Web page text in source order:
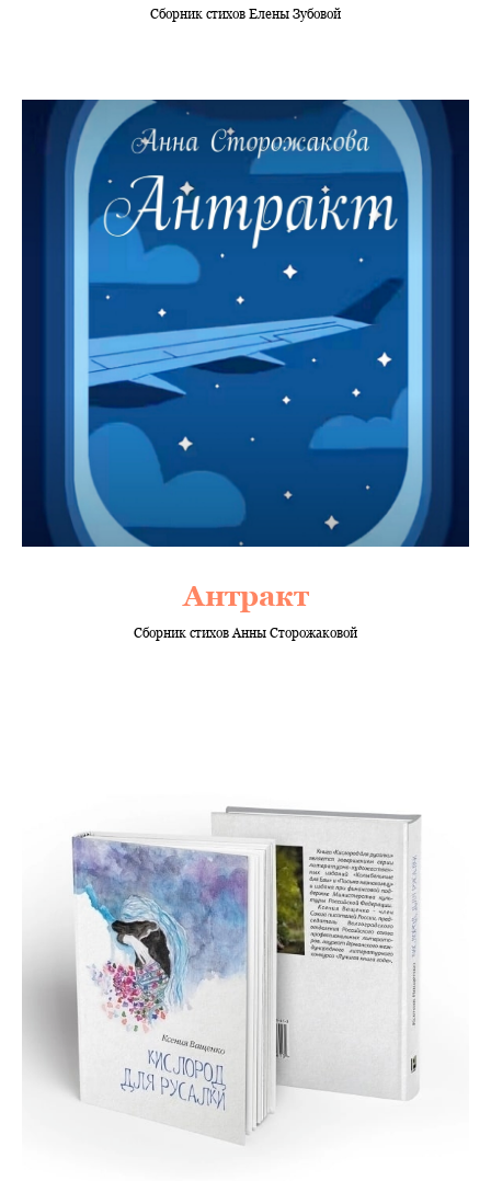
Сборник стихов Елены Зубовой
Антракт
Сборник стихов Анны Сторожаковой